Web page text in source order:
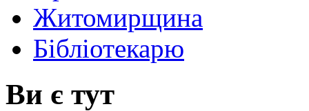
Житомирщина
Бібліотекарю
Ви є тут